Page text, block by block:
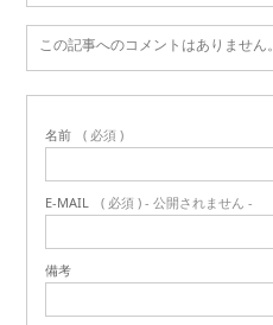
この記事へのコメントはありません。
名前 ( 必須 )
E-MAIL ( 必須 ) - 公開されません -
備考